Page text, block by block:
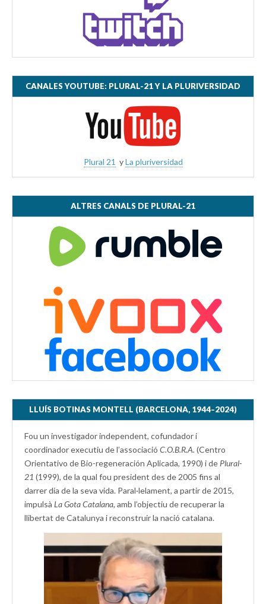
CANALES YOUTUBE: PLURAL-21 Y LA PLURIVERSIDAD
Plural 21 yLa pluriversidad
ALTRES CANALS DE PLURAL-21
LLUÍS BOTINAS MONTELL (BARCELONA, 1944–2024)
Fou un investigador independent, cofundador i
coordinador executiu de l’associació C.O.B.R.A. (Centro
Orientativo de Bio-regeneración Aplicada, 1990) i de Plural-
21 (1999), de la qual fou president des de 2005 fins al
darrer dia de la seva vida. Paral·lelament, a partir de 2015,
impulsà La Gota Catalana, amb l’objectiu de recuperar la
llibertat de Catalunya i reconstruir la nació catalana.